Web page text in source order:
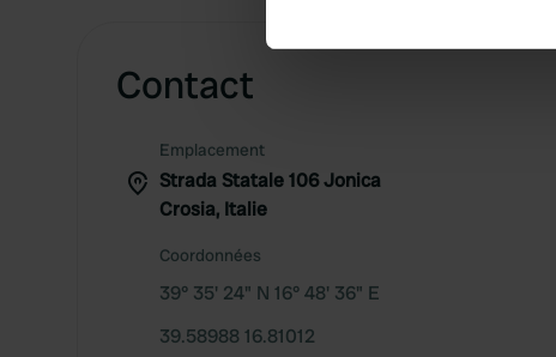
information about your use of
Contact
Emplacement
Strada Statale 106 Jonica
Crosia, Italie
Coordonnées
39° 35' 24" N 16° 48' 36" E
39.58988 16.81012